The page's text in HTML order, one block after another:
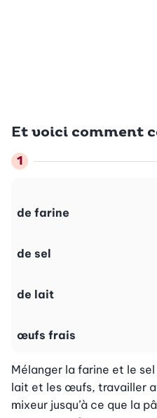
Et voici comment
de farine
de sel
de lait
œufs frais
Mélanger la farine et le
lait et les œufs, travailler
mixeur jusqu’à ce que la